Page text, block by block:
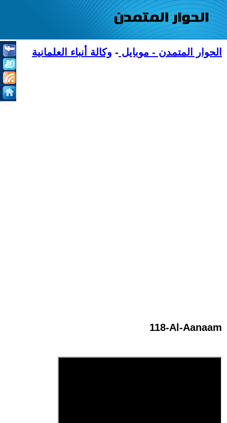
الحوار المتمدن - موبايل - وكالة أنباء العلمانية
118-Al-Aanaam